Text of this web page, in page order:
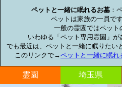
ペットと一緒に眠れるお墓：
ペットは家族の一員で
一般の霊園ではペット
いわゆる「ペット専用霊園」が
でも最近は、ペットと一緒に眠りたい
このリンクで→ペットと一緒に眠れ
霊園 埼玉県